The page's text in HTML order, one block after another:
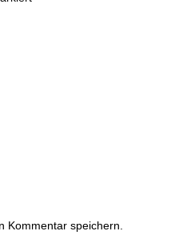
Kommentar speichern.